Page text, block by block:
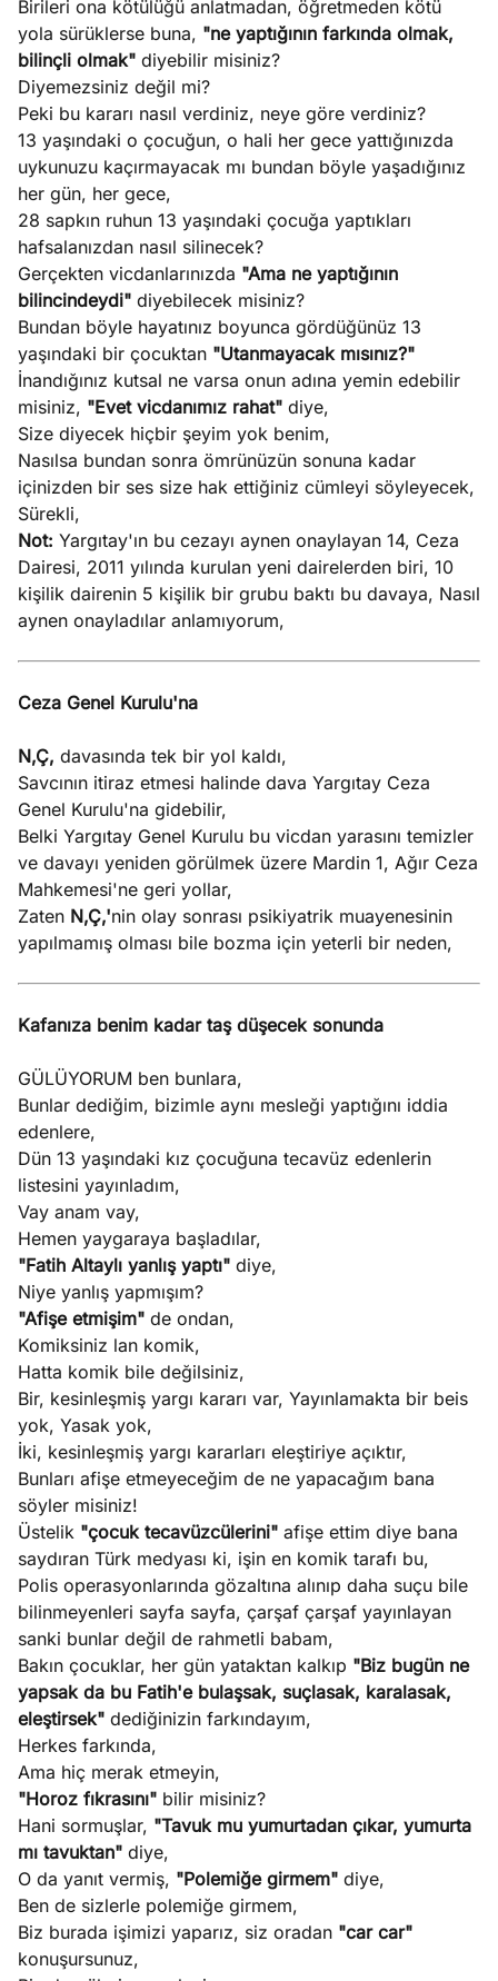
Birileri ona kötülüğü anlatmadan, öğretmeden kötü
yola sürüklerse buna, "ne yaptığının farkında olmak,
bilinçli olmak" diyebilir misiniz?
Diyemezsiniz değil mi?
Peki bu kararı nasıl verdiniz, neye göre verdiniz?
13 yaşındaki o çocuğun, o hali her gece yattığınızda
uykunuzu kaçırmayacak mı bundan böyle yaşadığınız
her gün, her gece,
28 sapkın ruhun 13 yaşındaki çocuğa yaptıkları
hafsalanızdan nasıl silinecek?
Gerçekten vicdanlarınızda "Ama ne yaptığının
bilincindeydi" diyebilecek misiniz?
Bundan böyle hayatınız boyunca gördüğünüz 13
yaşındaki bir çocuktan "Utanmayacak mısınız?"
İnandığınız kutsal ne varsa onun adına yemin edebilir
misiniz, "Evet vicdanımız rahat" diye,
Size diyecek hiçbir şeyim yok benim,
Nasılsa bundan sonra ömrünüzün sonuna kadar
içinizden bir ses size hak ettiğiniz cümleyi söyleyecek,
Sürekli,
Not: Yargıtay'ın bu cezayı aynen onaylayan 14, Ceza
Dairesi, 2011 yılında kurulan yeni dairelerden biri, 10
kişilik dairenin 5 kişilik bir grubu baktı bu davaya, Nasıl
aynen onayladılar anlamıyorum,
Ceza Genel Kurulu'na
N,Ç, davasında tek bir yol kaldı,
Savcının itiraz etmesi halinde dava Yargıtay Ceza
Genel Kurulu'na gidebilir,
Belki Yargıtay Genel Kurulu bu vicdan yarasını temizler
ve davayı yeniden görülmek üzere Mardin 1, Ağır Ceza
Mahkemesi'ne geri yollar,
Zaten N,Ç,'nin olay sonrası psikiyatrik muayenesinin
yapılmamış olması bile bozma için yeterli bir neden,
Kafanıza benim kadar taş düşecek sonunda
GÜLÜYORUM ben bunlara,
Bunlar dediğim, bizimle aynı mesleği yaptığını iddia
edenlere,
Dün 13 yaşındaki kız çocuğuna tecavüz edenlerin
listesini yayınladım,
Vay anam vay,
Hemen yaygaraya başladılar,
"Fatih Altaylı yanlış yaptı" diye,
Niye yanlış yapmışım?
"Afişe etmişim" de ondan,
Komiksiniz lan komik,
Hatta komik bile değilsiniz,
Bir, kesinleşmiş yargı kararı var, Yayınlamakta bir beis
yok, Yasak yok,
İki, kesinleşmiş yargı kararları eleştiriye açıktır,
Bunları afişe etmeyeceğim de ne yapacağım bana
söyler misiniz!
Üstelik "çocuk tecavüzcülerini" afişe ettim diye bana
saydıran Türk medyası ki, işin en komik tarafı bu,
Polis operasyonlarında gözaltına alınıp daha suçu bile
bilinmeyenleri sayfa sayfa, çarşaf çarşaf yayınlayan
sanki bunlar değil de rahmetli babam,
Bakın çocuklar, her gün yataktan kalkıp "Biz bugün ne
yapsak da bu Fatih'e bulaşsak, suçlasak, karalasak,
eleştirsek" dediğinizin farkındayım,
Herkes farkında,
Ama hiç merak etmeyin,
"Horoz fıkrasını" bilir misiniz?
Hani sormuşlar, "Tavuk mu yumurtadan çıkar, yumurta
mı tavuktan" diye,
O da yanıt vermiş, "Polemiğe girmem" diye,
Ben de sizlerle polemiğe girmem,
Biz burada işimizi yaparız, siz oradan "car car"
konuşursunuz,